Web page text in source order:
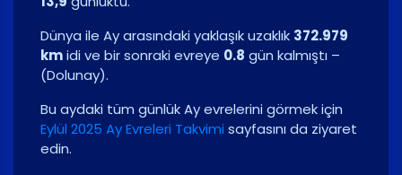
Dünya ile Ay arasındaki yaklaşık uzaklık 372.979
kmidi ve bir sonraki evreye 0.8 gün kalmıştı –
(Dolunay).
Bu aydaki tüm günlük Ay evrelerini görmek için
Eylül 2025 Ay Evreleri Takvimi sayfasını da ziyaret
edin.